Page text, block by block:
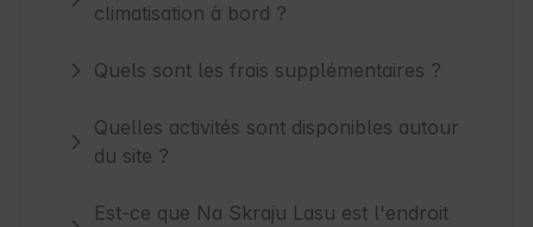
climatisation à bord ?
Quels sont les frais supplémentaires ?
Quelles activités sont disponibles autour
du site ?
Est-ce que Na Skraju Lasu est l'endroit